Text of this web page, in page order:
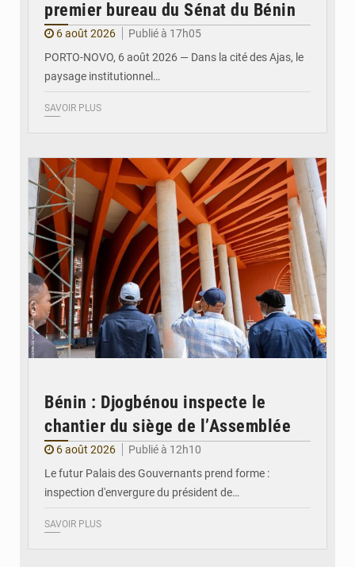
premier bureau du Sénat du Bénin
6 août 2026
Publié à 17h05
PORTO-NOVO, 6 août 2026 — Dans la cité des Ajas, le
paysage institutionnel…
SAVOIR PLUS
Bénin : Djogbénou inspecte le
chantier du siège de l’Assemblée
6 août 2026
Publié à 12h10
Le futur Palais des Gouvernants prend forme :
inspection d'envergure du président de…
SAVOIR PLUS